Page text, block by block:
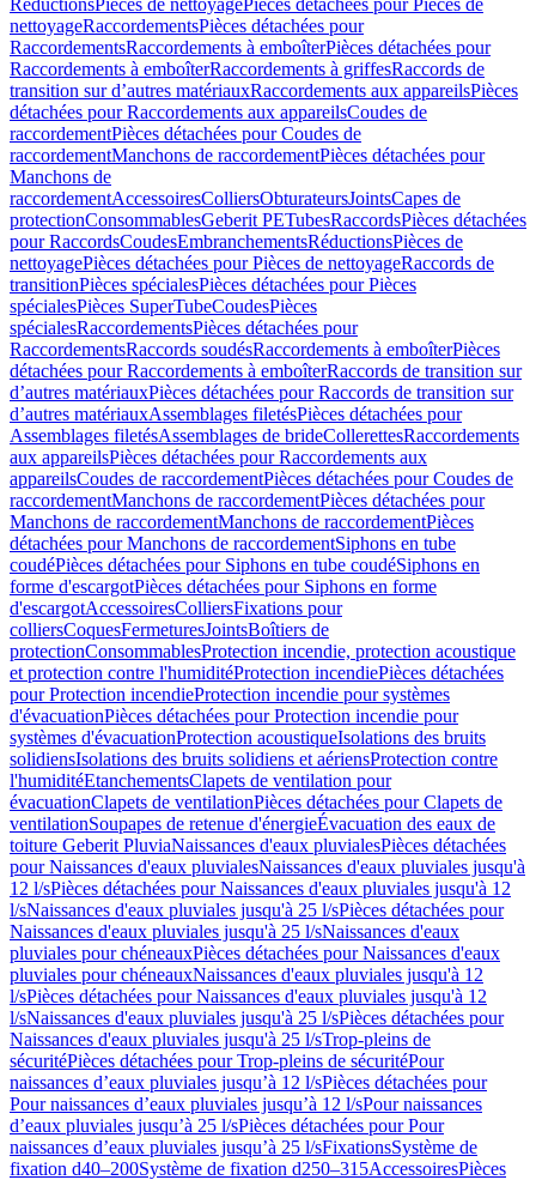
RéductionsPièces de nettoyagePièces détachées pour Pièces de
nettoyageRaccordementsPièces détachées pour
RaccordementsRaccordements à emboîterPièces détachées pour
Raccordements à emboîterRaccordements à griffesRaccords de
transition sur d’autres matériauxRaccordements aux appareilsPièces
détachées pour Raccordements aux appareilsCoudes de
raccordementPièces détachées pour Coudes de
raccordementManchons de raccordementPièces détachées pour
Manchons de
raccordementAccessoiresColliersObturateursJointsCapes de
protectionConsommablesGeberit PETubesRaccordsPièces détachées
pour RaccordsCoudesEmbranchementsRéductionsPièces de
nettoyagePièces détachées pour Pièces de nettoyageRaccords de
transitionPièces spécialesPièces détachées pour Pièces
spécialesPièces SuperTubeCoudesPièces
spécialesRaccordementsPièces détachées pour
RaccordementsRaccords soudésRaccordements à emboîterPièces
détachées pour Raccordements à emboîterRaccords de transition sur
d’autres matériauxPièces détachées pour Raccords de transition sur
d’autres matériauxAssemblages filetésPièces détachées pour
Assemblages filetésAssemblages de brideCollerettesRaccordements
aux appareilsPièces détachées pour Raccordements aux
appareilsCoudes de raccordementPièces détachées pour Coudes de
raccordementManchons de raccordementPièces détachées pour
Manchons de raccordementManchons de raccordementPièces
détachées pour Manchons de raccordementSiphons en tube
coudéPièces détachées pour Siphons en tube coudéSiphons en
forme d'escargotPièces détachées pour Siphons en forme
d'escargotAccessoiresColliersFixations pour
colliersCoquesFermeturesJointsBoîtiers de
protectionConsommablesProtection incendie, protection acoustique
et protection contre l'humiditéProtection incendiePièces détachées
pour Protection incendieProtection incendie pour systèmes
d'évacuationPièces détachées pour Protection incendie pour
systèmes d'évacuationProtection acoustiqueIsolations des bruits
solidiensIsolations des bruits solidiens et aériensProtection contre
l'humiditéEtanchementsClapets de ventilation pour
évacuationClapets de ventilationPièces détachées pour Clapets de
ventilationSoupapes de retenue d'énergieÉvacuation des eaux de
toiture Geberit PluviaNaissances d'eaux pluvialesPièces détachées
pour Naissances d'eaux pluvialesNaissances d'eaux pluviales jusqu'à
12 l/sPièces détachées pour Naissances d'eaux pluviales jusqu'à 12
l/sNaissances d'eaux pluviales jusqu'à 25 l/sPièces détachées pour
Naissances d'eaux pluviales jusqu'à 25 l/sNaissances d'eaux
pluviales pour chéneauxPièces détachées pour Naissances d'eaux
pluviales pour chéneauxNaissances d'eaux pluviales jusqu'à 12
l/sPièces détachées pour Naissances d'eaux pluviales jusqu'à 12
l/sNaissances d'eaux pluviales jusqu'à 25 l/sPièces détachées pour
Naissances d'eaux pluviales jusqu'à 25 l/sTrop-pleins de
sécuritéPièces détachées pour Trop-pleins de sécuritéPour
naissances d’eaux pluviales jusqu’à 12 l/sPièces détachées pour
Pour naissances d’eaux pluviales jusqu’à 12 l/sPour naissances
d’eaux pluviales jusqu’à 25 l/sPièces détachées pour Pour
naissances d’eaux pluviales jusqu’à 25 l/sFixationsSystème de
fixation d40–200Système de fixation d250–315AccessoiresPièces